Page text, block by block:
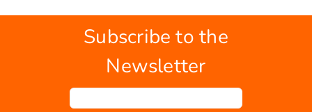
Subscribe to the
Newsletter